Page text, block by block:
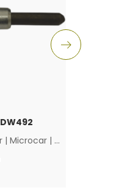
| Microcar | Övriga